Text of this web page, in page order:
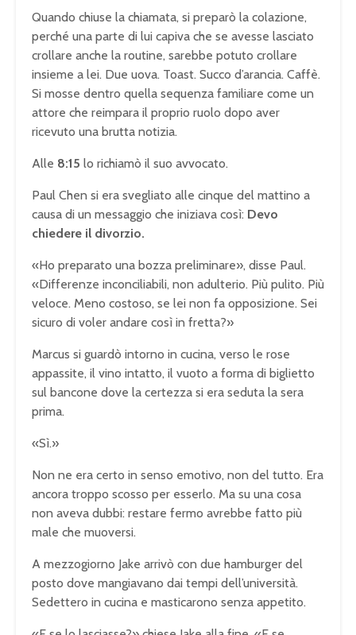
Quando chiuse la chiamata, si preparò la colazione,
perché una parte di lui capiva che se avesse lasciato
crollare anche la routine, sarebbe potuto crollare
insieme a lei. Due uova. Toast. Succo d’arancia. Caffè.
Si mosse dentro quella sequenza familiare come un
attore che reimpara il proprio ruolo dopo aver
ricevuto una brutta notizia.
Alle 8:15 lo richiamò il suo avvocato.
Paul Chen si era svegliato alle cinque del mattino a
causa di un messaggio che iniziava così: Devo
chiedere il divorzio.
«Ho preparato una bozza preliminare», disse Paul.
«Differenze inconciliabili, non adulterio. Più pulito. Più
veloce. Meno costoso, se lei non fa opposizione. Sei
sicuro di voler andare così in fretta?»
Marcus si guardò intorno in cucina, verso le rose
appassite, il vino intatto, il vuoto a forma di biglietto
sul bancone dove la certezza si era seduta la sera
prima.
«Sì.»
Non ne era certo in senso emotivo, non del tutto. Era
ancora troppo scosso per esserlo. Ma su una cosa
non aveva dubbi: restare fermo avrebbe fatto più
male che muoversi.
A mezzogiorno Jake arrivò con due hamburger del
posto dove mangiavano dai tempi dell’università.
Sedettero in cucina e masticarono senza appetito.